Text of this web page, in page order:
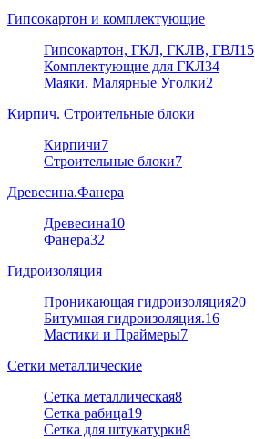
Гипсокартон и комплектующие
Гипсокартон, ГКЛ, ГКЛВ, ГВЛ15
Комплектующие для ГКЛ34
Маяки. Малярные Уголки2
Кирпич. Строительные блоки
Кирпичи7
Строительные блоки7
Древесина.Фанера
Древесина10
Фанера32
Гидроизоляция
Проникающая гидроизоляция20
Битумная гидроизоляция.16
Мастики и Праймеры7
Сетки металлические
Сетка металлическая8
Сетка рабица19
Сетка для штукатурки8